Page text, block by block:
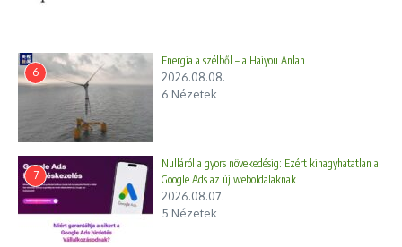
6
Energia a szélből – a Haiyou Anlan
2026.08.08.
6 Nézetek
7
Nulláról a gyors növekedésig: Ezért kihagyhatatlan a
Google Ads az új weboldalaknak
2026.08.07.
5 Nézetek